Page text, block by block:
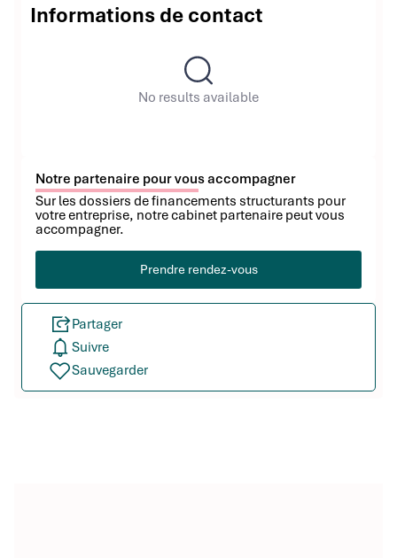
Informations de contact
No results available
Notre partenaire pour vous accompagner
Sur les dossiers de financements structurants pour
votre entreprise, notre cabinet partenaire peut vous
accompagner.
Prendre rendez-vous
Partager
Suivre
Sauvegarder